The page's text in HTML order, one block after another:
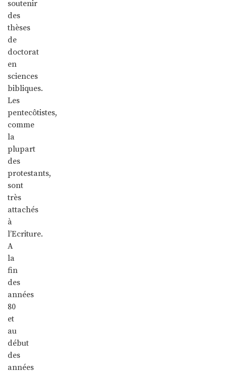
soutenir
des
thèses
de
doctorat
en
sciences
bibliques.
Les
pentecôtistes,
comme
la
plupart
des
protestants,
sont
très
attachés
à
l’Ecriture.
A
la
fin
des
années
80
et
au
début
des
années